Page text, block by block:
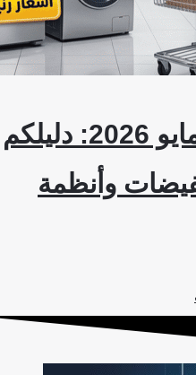
مجلة عروض رنين مايو 2026: دليلكم
وأنظمة